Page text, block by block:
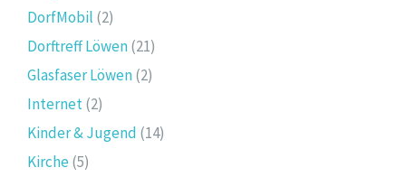
DorfMobil (2)
Dorftreff Löwen(21)
Glasfaser Löwen(2)
Internet(2)
Kinder & Jugend (14)
Kirche(5)